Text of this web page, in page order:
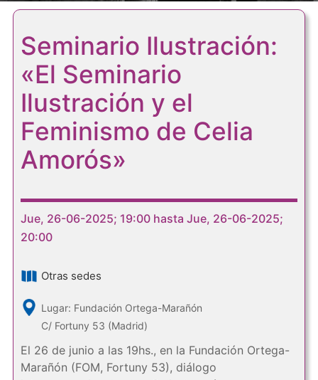
Seminario Ilustración:
«El Seminario
Ilustración y el
Feminismo de Celia
Amorós»
Jue, 26-06-2025; 19:00 hasta Jue, 26-06-2025;
20:00
Otras sedes
Lugar: Fundación Ortega-Marañón
C/ Fortuny 53 (Madrid)
El 26 de junio a las 19hs., en la Fundación Ortega-
Marañón (FOM, Fortuny 53), diálogo